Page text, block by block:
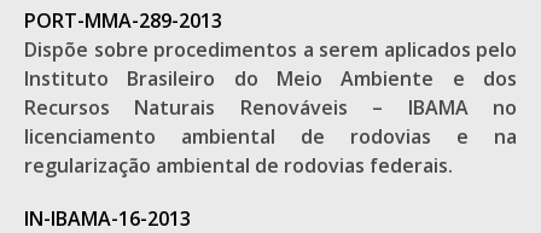
PORT-MMA-289-2013
Dispõe sobre procedimentos a serem aplicados pelo
Instituto Brasileiro do Meio Ambiente e dos
Recursos Naturais Renováveis – IBAMA no
licenciamento ambiental de rodovias e na
regularização ambiental de rodovias federais.
IN-IBAMA-16-2013